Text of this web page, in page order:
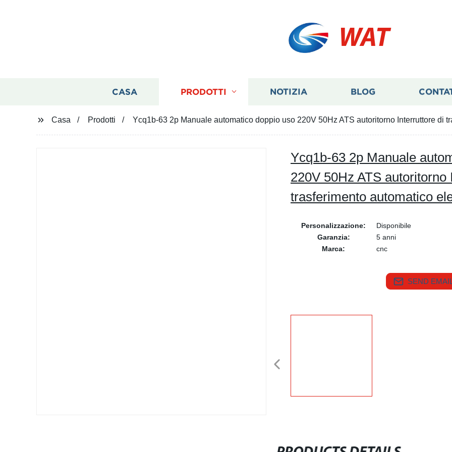
WAT
CASA PRODOTTI NOTIZIA BLOG
Casa Prodotti Ycq1b-63 2p Manuale automatico doppio uso 220V 50Hz ATS autoritorno Interruttore di
Ycq1b-63 2p Manuale
220V 50Hz ATS autoritorno
trasferimento automatico
Personalizzazione:
Disponibile
Garanzia:
5 anni
Marca:
cnc
SEND